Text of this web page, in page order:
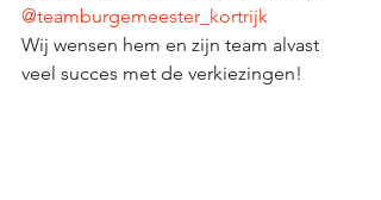
@teamburgemeester_kortrijk
Wij wensen hem en zijn team alvast
veel succes met de verkiezingen!